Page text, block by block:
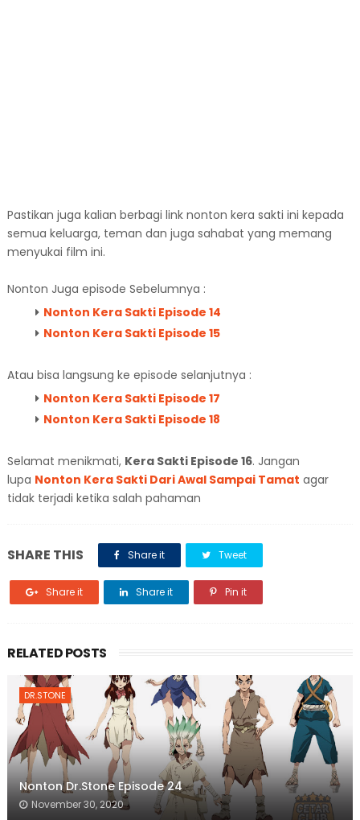
Pastikan juga kalian berbagi link nonton kera sakti ini kepada
semua keluarga, teman dan juga sahabat yang memang
menyukai film ini.
Nonton Juga episode Sebelumnya :
Nonton Kera Sakti Episode 14
Nonton Kera Sakti Episode 15
Atau bisa langsung ke episode selanjutnya :
Nonton Kera Sakti Episode 17
Nonton Kera Sakti Episode 18
Selamat menikmati, Kera Sakti Episode 16. Jangan
lupa Nonton Kera Sakti Dari Awal Sampai Tamat agar
tidak terjadi ketika salah pahaman
SHARE THIS Share it Tweet
Share it Share it Pin it
RELATED POSTS
DR.STONE
Nonton Dr.Stone Episode 24
November 30, 2020